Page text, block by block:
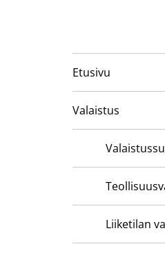
Etusivu
Valaistus
Liiketilan